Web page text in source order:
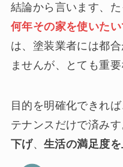
結論から言います、
何年その家を使いたい
は、塗装業者には都
ませんが、とても重要
目的を明確化できれ
テナンスだけで済み
下げ、生活の満足度